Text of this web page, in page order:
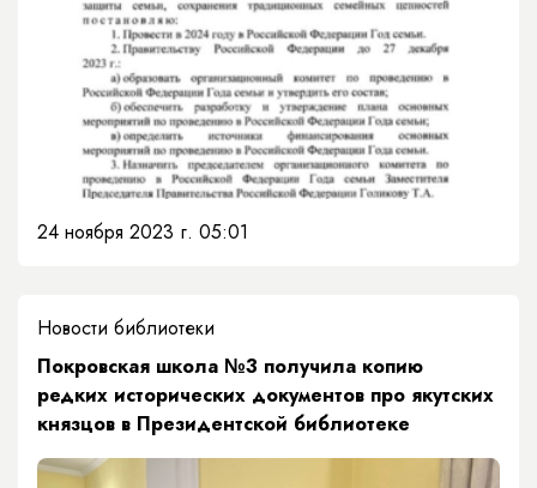
24 ноября 2023 г. 05:01
Новости библиотеки
​​Покровская школа №3 получила копию
редких исторических документов про якутских
князцов в Президентской библиотеке